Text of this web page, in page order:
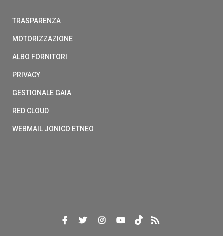
TRASPARENZA
MOTORIZZAZIONE
ALBO FORNITORI
PRIVACY
GESTIONALE GAIA
RED CLOUD
WEBMAIL JONICO ETNEO